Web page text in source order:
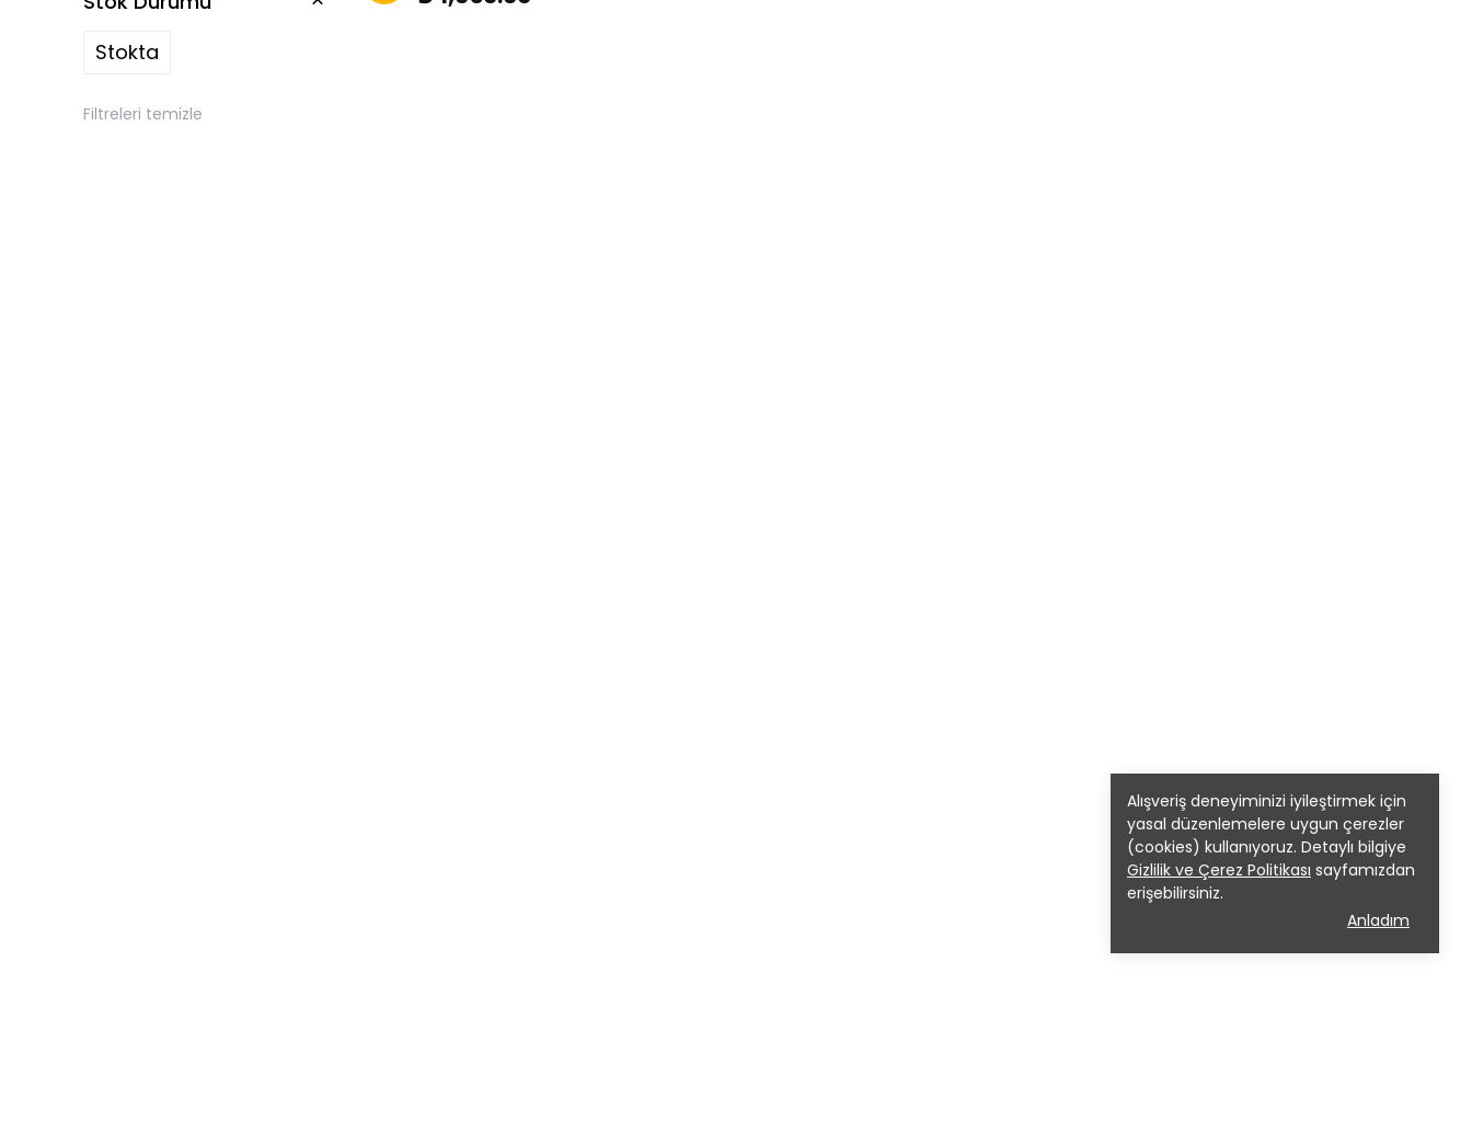
Alışveriş deneyiminizi iyileştirmek için
yasal düzenlemelere uygun çerezler
(cookies) kullanıyoruz. Detaylı bilgiye
Gizlilik ve Çerez Politikası sayfamızdan
erişebilirsiniz.
Anladım
Stokta
Filtreleri temizle